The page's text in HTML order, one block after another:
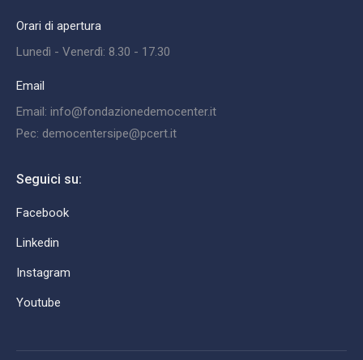
Orari di apertura
Lunedì - Venerdì: 8.30 - 17.30
Email
Email: info@fondazionedemocenter.it
Pec: democentersipe@pcert.it
Seguici su:
Facebook
Linkedin
Instagram
Youtube